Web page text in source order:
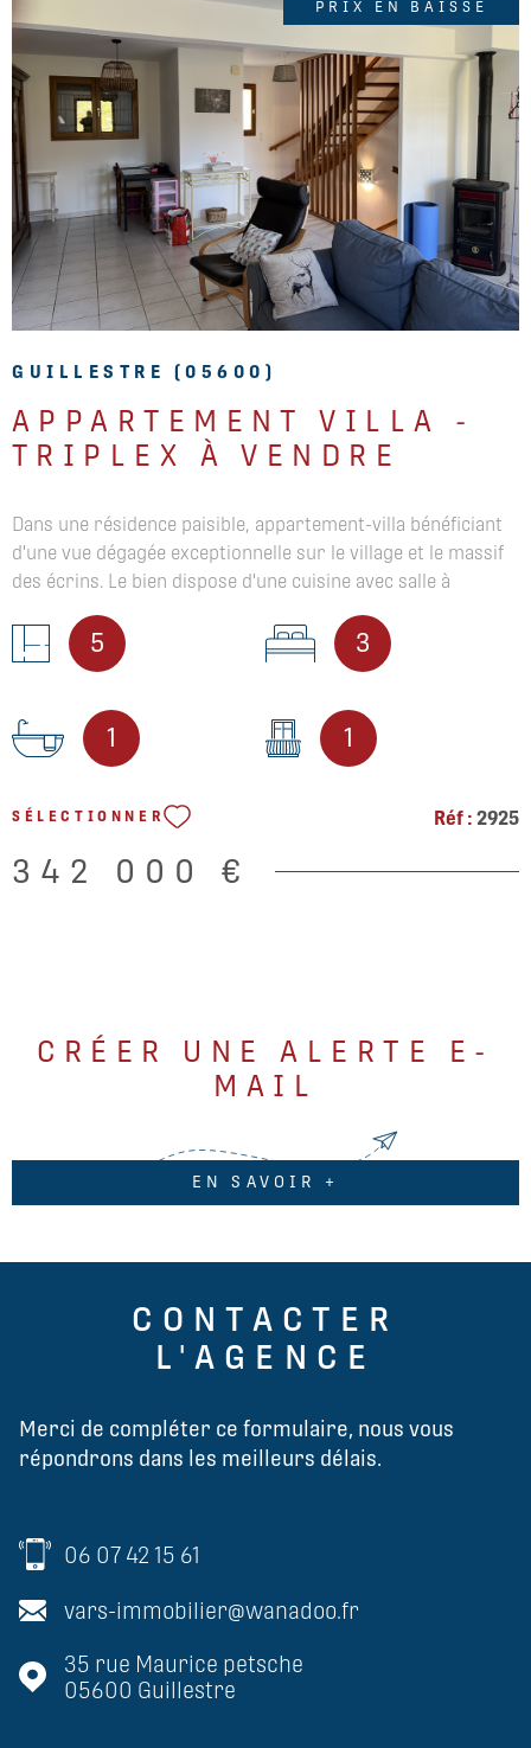
GUILLESTRE (05600)
APPARTEMENT VILLA -
TRIPLEX À VENDRE
Dans une résidence paisible, appartement-villa bénéficiant
d'une vue dégagée exceptionnelle sur le village et le massif
des écrins. Le bien dispose d'une cuisine avec salle à
d'une salle de bains, un wc et un garage. Les informations
sur les risques auxquels ce bien est exposé sont
5 3
1 1
SÉLECTIONNER Réf : 2925
342 000 €
PRIX EN BAISSE
VOIR LE BIEN
CRÉER UNE ALERTE E-
MAIL
EN SAVOIR +
CONTACTER
L'AGENCE
Merci de compléter ce formulaire, nous vous
répondrons dans les meilleurs délais.
06 07 42 15 61
vars-immobilier@wanadoo.fr
35 rue Maurice petsche
05600
Guillestre